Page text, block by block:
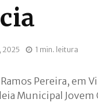
2025 1 min. leitura
Pereira, em
Municipal Jovem